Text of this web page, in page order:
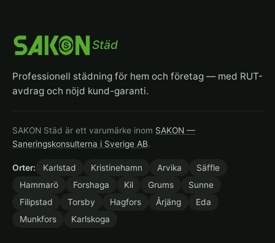
Städ
Professionell städning för hem och företag — med RUT-
avdrag och nöjd kund-garanti.
SAKON Städ är ett varumärke inom SAKON —
Saneringskonsulterna i Sverige AB.
Orter: Karlstad Kristinehamn Arvika
Säffle
Hammarö
Forshaga Kil Grums
Sunne
Filipstad
Torsby Hagfors Årjäng
Eda
Munkfors
Karlskoga